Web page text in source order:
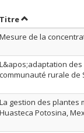
par date en ordre
TitreTrier par titre
Mesure de la
L&apos;adaptation
communauté rurale de
La gestion des plantes
Huasteca Potosina,